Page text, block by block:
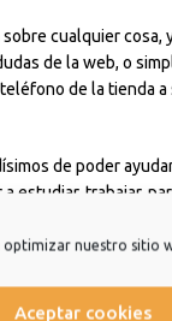
nuestro sitio
Aceptar cookies
cualquier cosa,
de la web, o
de la tienda a
de poder
estudiar, trabajar,
consultarnos.